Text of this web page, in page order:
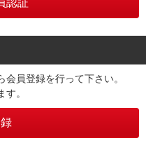
員登録を行って下さい。
。